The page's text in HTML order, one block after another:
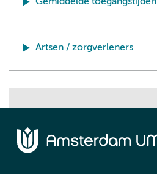
Artsen / zorgverleners